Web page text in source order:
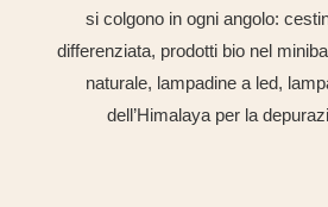
si colgono in ogni angolo:
differenziata, prodotti bio nel
naturale, lampadine a led,
dell’Himalaya per la